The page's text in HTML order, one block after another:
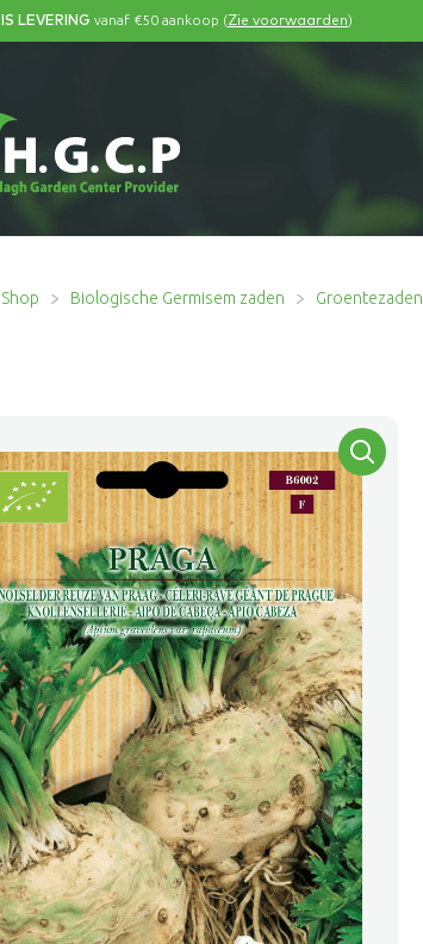
LEVERING vanaf €50 aankoop (Zie voorwaarden)
Shop Biologische Germisem zaden Groentezaden